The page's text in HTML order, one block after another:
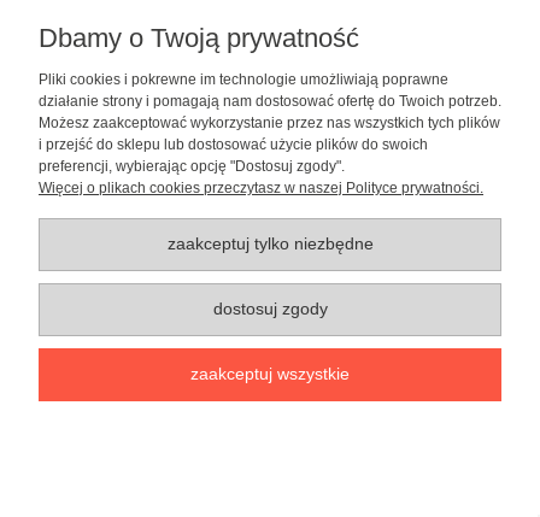
Zabawka dla psa Pluszowa Głowa Psa-
marki Pet Nova
do koszyka
Zabawka dla psa Pluszowa Krowa- marki
Dbamy o Twoją prywatność
Pliki cookies i pokrewne im technologie umożliwiają poprawne
działanie strony i pomagają nam dostosować ofertę do Twoich potrzeb.
Możesz zaakceptować wykorzystanie przez nas wszystkich tych plików
i przejść do sklepu lub dostosować użycie plików do swoich
preferencji, wybierając opcję "Dostosuj zgody".
Więcej o plikach cookies przeczytasz w naszej Polityce prywatności.
zaakceptuj tylko niezbędne
dostosuj zgody
zaakceptuj wszystkie